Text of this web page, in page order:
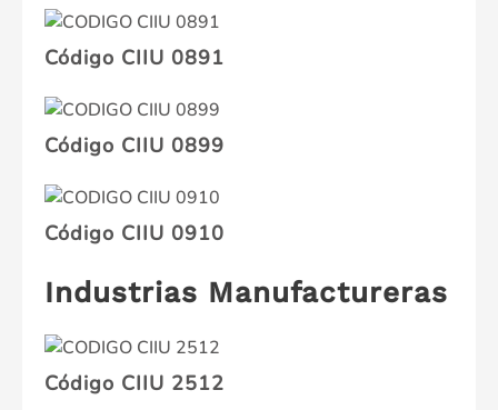
Código CIIU 0891
Código CIIU 0899
Código CIIU 0910
Industrias Manufactureras
Código CIIU 2512